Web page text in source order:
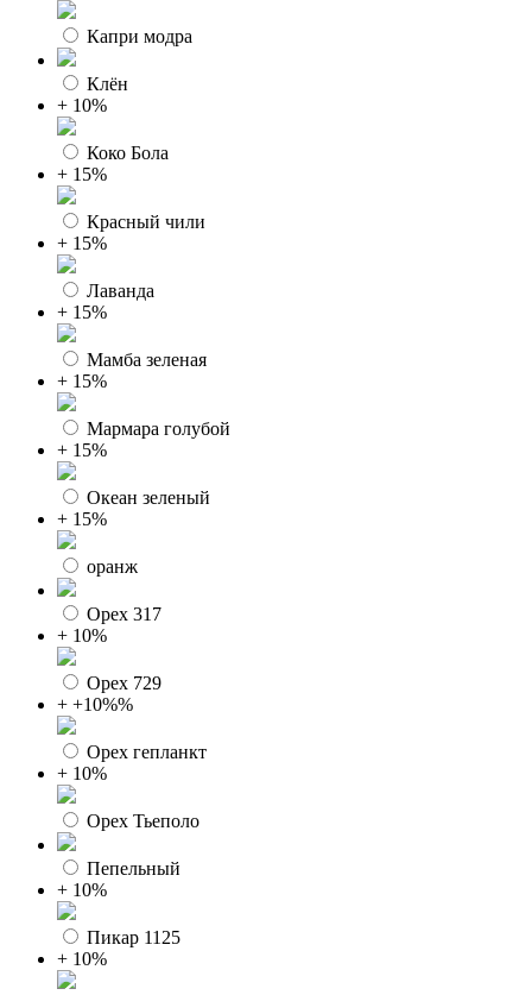
Капри модра
Клён
+ 10%
Коко Бола
+ 15%
Красный чили
+ 15%
Лаванда
+ 15%
Мамба зеленая
+ 15%
Мармара голубой
+ 15%
Океан зеленый
+ 15%
оранж
Орех 317
+ 10%
Орех 729
+ +10%%
Орех гепланкт
+ 10%
Орех Тьеполо
Пепельный
+ 10%
Пикар 1125
+ 10%